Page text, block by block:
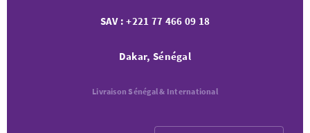
SAV : +221 77 466 09 18
Dakar, Sénégal
Livraison Sénégal & International